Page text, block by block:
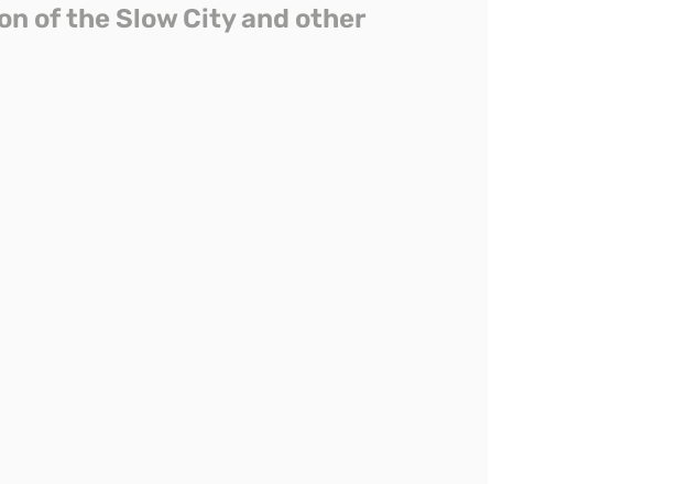
of the Slow City and other